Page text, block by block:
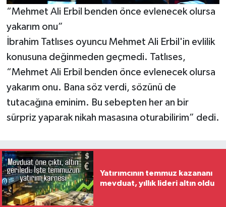
“Mehmet Ali Erbil benden önce evlenecek olursa
yakarım onu”
İbrahim Tatlıses oyuncu Mehmet Ali Erbil'in evlilik
konusuna değinmeden geçmedi. Tatlıses,
“Mehmet Ali Erbil benden önce evlenecek olursa
yakarım onu. Bana söz verdi, sözünü de
tutacağına eminim. Bu sebepten her an bir
sürpriz yaparak nikah masasına oturabilirim” dedi.
Yatırımcının temmuz kazananı
mevduat, yıllık lideri altın oldu